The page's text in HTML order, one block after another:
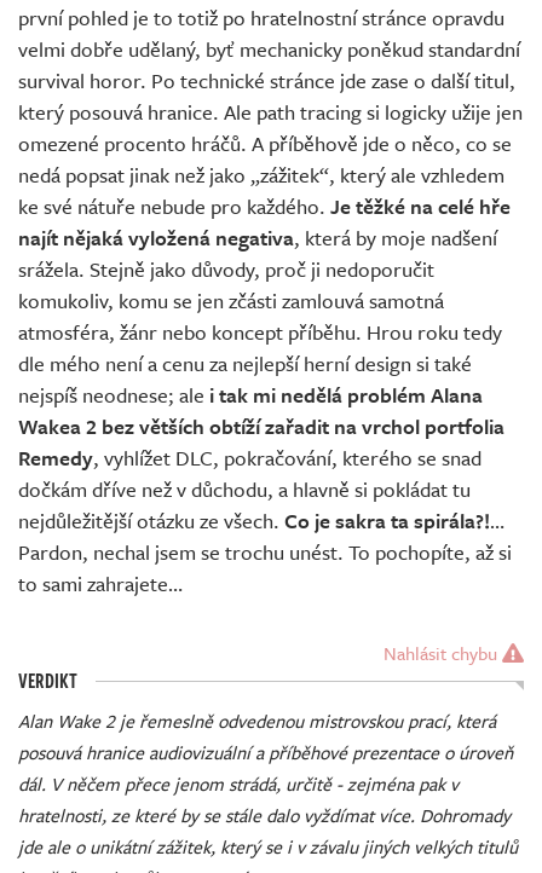
první pohled je to totiž po hratelnostní stránce opravdu
velmi dobře udělaný, byť mechanicky poněkud standardní
survival horor. Po technické stránce jde zase o další titul,
který posouvá hranice. Ale path tracing si logicky užije jen
omezené procento hráčů. A příběhově jde o něco, co se
nedá popsat jinak než jako „zážitek“, který ale vzhledem
ke své nátuře nebude pro každého. Je těžké na celé hře
najít nějaká vyložená negativa, která by moje nadšení
srážela. Stejně jako důvody, proč ji nedoporučit
komukoliv, komu se jen zčásti zamlouvá samotná
atmosféra, žánr nebo koncept příběhu. Hrou roku tedy
dle mého není a cenu za nejlepší herní design si také
nejspíš neodnese; ale i tak mi nedělá problém Alana
Wakea 2 bez větších obtíží zařadit na vrchol portfolia
Remedy, vyhlížet DLC, pokračování, kterého se snad
dočkám dříve než v důchodu, a hlavně si pokládat tu
nejdůležitější otázku ze všech. Co je sakra ta spirála?!…
Pardon, nechal jsem se trochu unést. To pochopíte, až si
to sami zahrajete…
Nahlásit chybu
VERDIKT
Alan Wake 2 je řemeslně odvedenou mistrovskou prací, která
posouvá hranice audiovizuální a příběhové prezentace o úroveň
dál. V něčem přece jenom strádá, určitě - zejména pak v
hratelnosti, ze které by se stále dalo vyždímat více. Dohromady
jde ale o unikátní zážitek, který se i v závalu jiných velkých titulů